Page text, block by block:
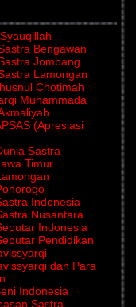
Bengawan
Jombang
Lamongan
Chotimah
Muhammada
(Apresiasi
Sastra
Timur
Indonesia
Nusantara
Indonesia
Pendidikan
dan Para
Indonesia
Sastra